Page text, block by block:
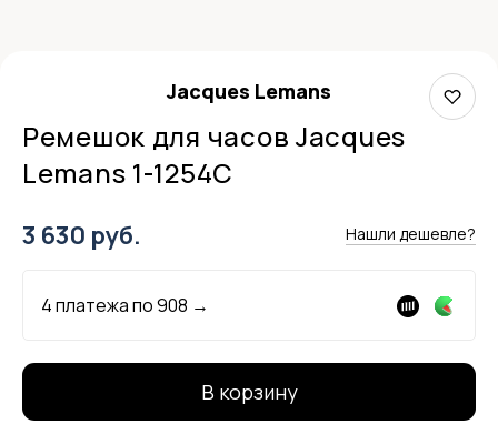
Jacques Lemans
Ремешок для часов Jacques
Lemans 1-1254C
3 630 руб. Нашли дешевле?
4 платежа по908 →
В корзину